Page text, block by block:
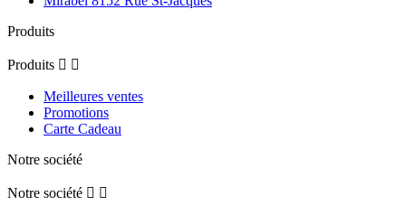
Produits
Produits  
Meilleures ventes
Promotions
Carte Cadeau
Notre société
Notre société  